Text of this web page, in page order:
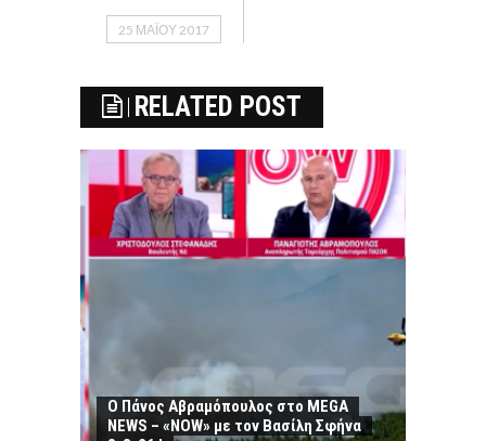
25 ΜΑΪ́ΟΥ 2017
RELATED POST
Ο Πάνος Αβραμόπουλος στο MEGA
NEWS – «NOW» με τον Βασίλη Σφήνα